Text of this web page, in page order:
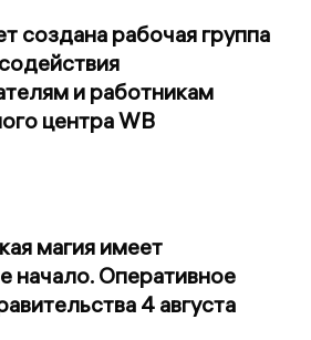
создана рабочая группа
и работникам
центра WB
магия имеет
начало. Оперативное
4 августа